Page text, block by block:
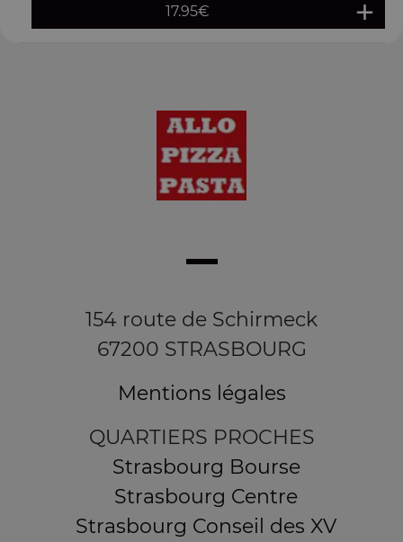
17.95€
154 route de Schirmeck
67200 STRASBOURG
Mentions légales
QUARTIERS PROCHES
Strasbourg Bourse
Strasbourg Centre
Strasbourg Conseil des XV